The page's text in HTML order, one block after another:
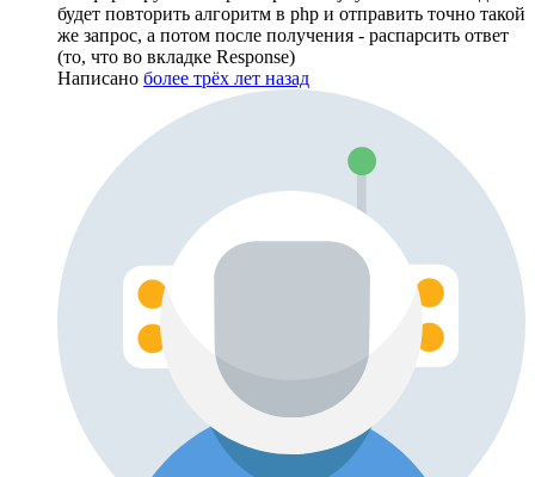
будет повторить алгоритм в php и отправить точно такой
же запрос, а потом после получения - распарсить ответ
(то, что во вкладке Response)
Написано более трёх лет назад